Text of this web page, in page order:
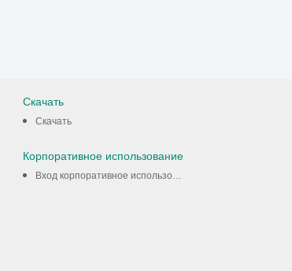
Скачать
Скачать
Корпоративное использование
Вход корпоративное использование